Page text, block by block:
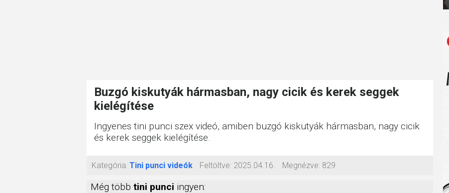
Buzgó kiskutyák hármasban, nagy cicik és kerek seggek
kielégítése
Ingyenes tini punci szex videó, amiben buzgó kiskutyák hármasban, nagy cicik
és kerek seggek kielégítése.
Kategória: Tini punci videók Feltöltve: 2025.04.16. Megnézve: 829
Még több tini punci ingyen: